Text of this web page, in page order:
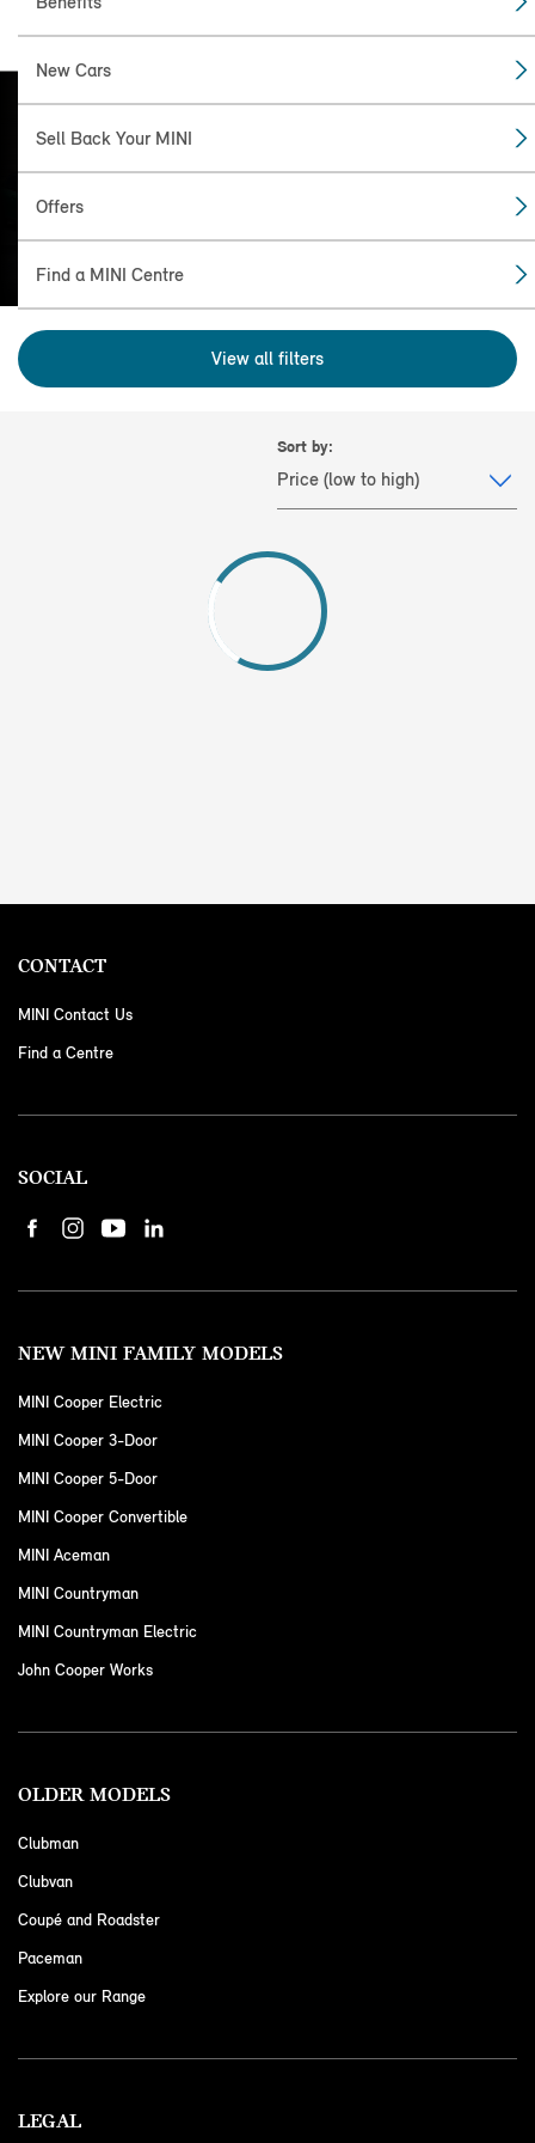
New Cars
Sell Back Your MINI
Offers
Find a MINI Centre
FIND THE
MINI FOR YOU
View all filters
Sort by:
CONTACT
MINI Contact Us
Find a Centre
SOCIAL
NEW MINI FAMILY MODELS
MINI Cooper Electric
MINI Cooper 3-Door
MINI Cooper 5-Door
MINI Cooper Convertible
MINI Aceman
MINI Countryman
MINI Countryman Electric
John Cooper Works
OLDER MODELS
Clubman
Clubvan
Coupé and Roadster
Paceman
Explore our Range
LEGAL